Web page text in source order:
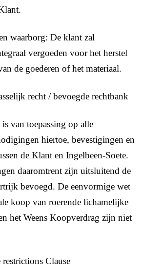
waarborg: De klant zal
vergoeden voor het herstel
de goederen of het materiaal.
recht / bevoegde rechtbank
van toepassing op alle
hiertoe, bevestigingen en
de Klant en Ingelbeen-Soete.
daaromtrent zijn uitsluitend de
bevoegd. De eenvormige wet
koop van roerende lichamelijke
het Weens Koopverdrag zijn niet
Clause